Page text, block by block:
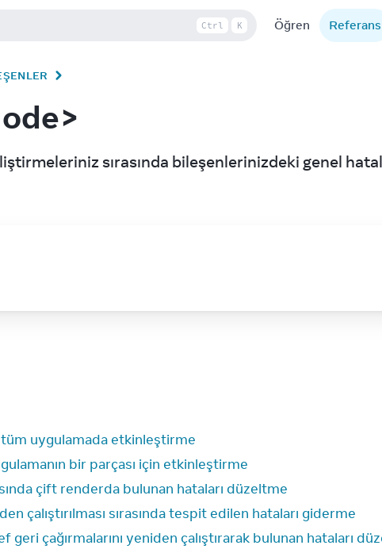
Ctrl K Öğren Referans
sırasında bileşenlerinizdeki genel
uygulamada etkinleştirme
bir parçası için etkinleştirme
çift renderda bulunan hataları düzeltme
çalıştırılması sırasında tespit edilen hataları giderme
geri çağırmalarını yeniden çalıştırarak bulunan hataları